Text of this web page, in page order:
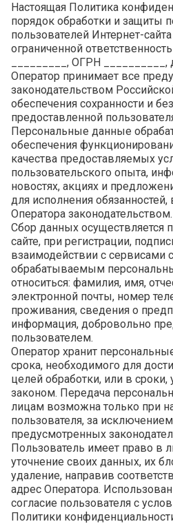
Настоящая Политика
порядок обработки и защиты
пользователей Интернет-
ограниченной
_________, ОГРН __________,
Оператор принимает все
законодательством
обеспечения сохранности и
предоставленной
Персональные данные
обеспечения
качества предоставляемых
пользовательского опыта,
новостях, акциях и
для исполнения
Оператора законодательством.
Сбор данных осуществляется
сайте, при регистрации,
взаимодействии с сервисами
обрабатываемым
относиться: фамилия, имя,
электронной почты, номер
проживания, сведения о
информация, добровольно
пользователем.
Оператор хранит
срока, необходимого для
целей обработки, или в сроки,
законом. Передача
лицам возможна только при
пользователя, за
предусмотренных
Пользователь имеет право в
уточнение своих данных, их
удаление, направив
адрес Оператора.
согласие пользователя с
Политики